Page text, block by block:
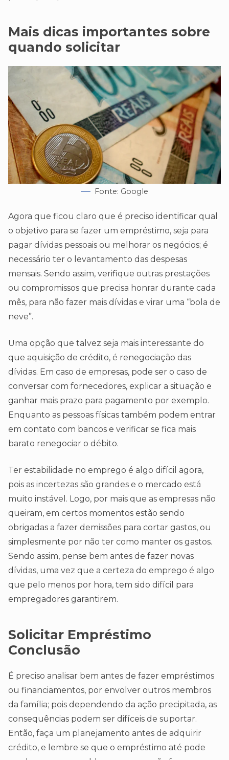
Mais dicas importantes sobre
quando solicitar
Fonte: Google
Agora que ficou claro que é preciso identificar qual
o objetivo para se fazer um empréstimo, seja para
pagar dívidas pessoais ou melhorar os negócios; é
necessário ter o levantamento das despesas
mensais. Sendo assim, verifique outras prestações
ou compromissos que precisa honrar durante cada
mês, para não fazer mais dívidas e virar uma “bola de
neve”.
Uma opção que talvez seja mais interessante do
que aquisição de crédito, é renegociação das
dívidas. Em caso de empresas, pode ser o caso de
conversar com fornecedores, explicar a situação e
ganhar mais prazo para pagamento por exemplo.
Enquanto as pessoas físicas também podem entrar
em contato com bancos e verificar se fica mais
barato renegociar o débito.
Ter estabilidade no emprego é algo difícil agora,
pois as incertezas são grandes e o mercado está
muito instável. Logo, por mais que as empresas não
queiram, em certos momentos estão sendo
obrigadas a fazer demissões para cortar gastos, ou
simplesmente por não ter como manter os gastos.
Sendo assim, pense bem antes de fazer novas
dívidas, uma vez que a certeza do emprego é algo
que pelo menos por hora, tem sido difícil para
empregadores garantirem.
Solicitar Empréstimo
Conclusão
É preciso analisar bem antes de fazer empréstimos
ou financiamentos, por envolver outros membros
da família; pois dependendo da ação precipitada, as
consequências podem ser difíceis de suportar.
Então, faça um planejamento antes de adquirir
crédito, e lembre se que o empréstimo até pode